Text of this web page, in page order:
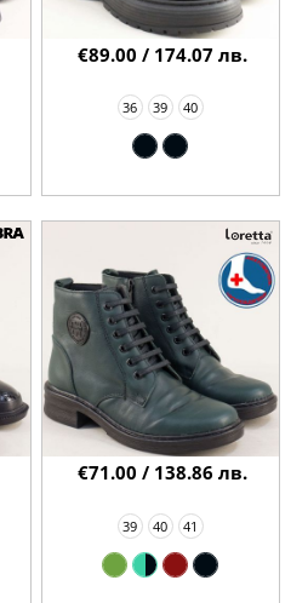
36 39 40
€89.00 / 174.07 лв.
39 40 41
€71.00 / 138.86 лв.